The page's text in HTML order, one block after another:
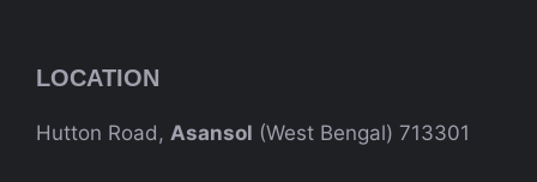
LOCATION
Hutton Road, Asansol (West Bengal) 713301